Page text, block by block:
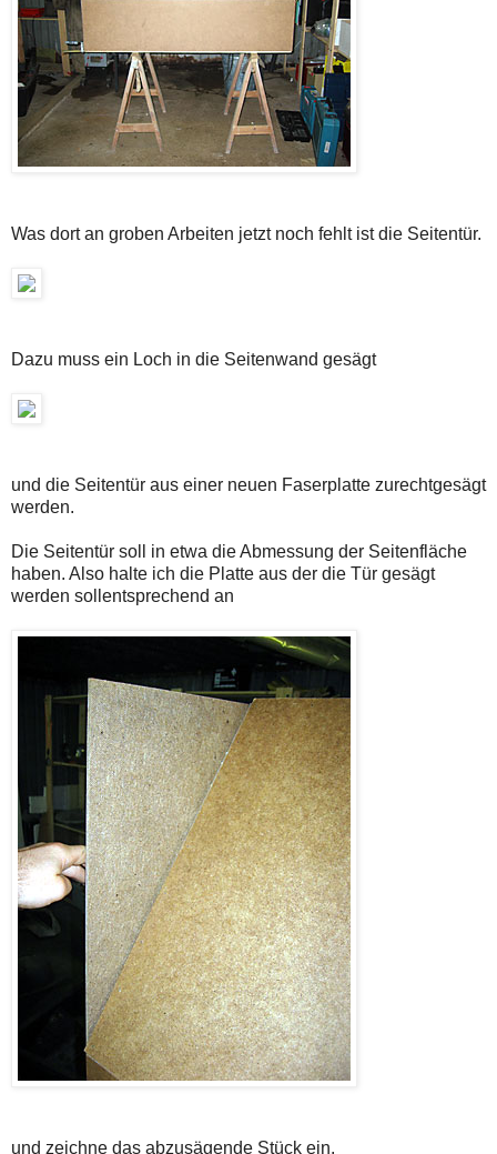
Was dort an groben Arbeiten jetzt noch fehlt ist die Seitentür.
Dazu muss ein Loch in die Seitenwand gesägt
und die Seitentür aus einer neuen Faserplatte zurechtgesägt
werden.
Die Seitentür soll in etwa die Abmessung der Seitenfläche
haben. Also halte ich die Platte aus der die Tür gesägt
werden sollentsprechend an
und zeichne das abzusägende Stück ein.